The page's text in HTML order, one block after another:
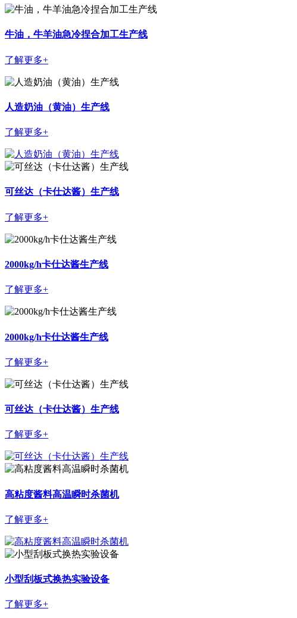
牛油，牛羊油急冷捏合加工生产线
了解更多+
人造奶油（黄油）生产线
了解更多+
可丝达（卡仕达酱）生产线
了解更多+
2000kg/h卡仕达酱生产线
了解更多+
2000kg/h卡仕达酱生产线
了解更多+
可丝达（卡仕达酱）生产线
了解更多+
高粘度酱料高温瞬时杀菌机
了解更多+
小型刮板式换热实验设备
了解更多+